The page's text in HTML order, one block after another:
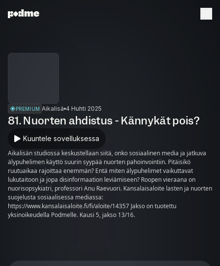
PREMIUM Aikalisä 4 Huhti 2025
81. Nuorten ahdistus - Kännykät pois?
Kuuntele sovelluksessa
Aikalisän studiossa keskustellaan siitä, onko sosiaalinen media ja jatkuva
älypuhelimen käyttö suurin syypää nuorten pahoinvointiin. Pitäisikö
ruutuaikaa rajoittaa enemmän? Entä miten älypuhelimet vaikuttavat
lukutaitoon ja jopa disinformaation leviämiseen? Roopen vieraana on
nuorisopsykiatri, professori Anu Raevuori. Kansalaisaloite lasten ja nuorten
suojelusta sosiaalisessa mediassa:
https://www.kansalaisaloite.fi/fi/aloite/14357 Jakso on tuotettu
yksinoikeudella Podmelle. Kausi 5, jakso 13/16.